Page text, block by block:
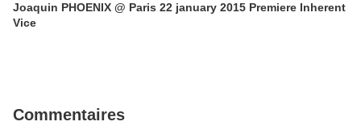
Joaquin PHOENIX @ Paris 22 january 2015 Premiere Inherent
Vice
Commentaires